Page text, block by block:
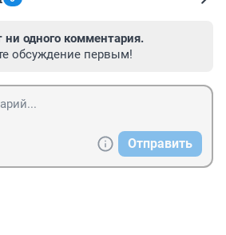
ни одного комментария.
обсуждение первым!
Отправить